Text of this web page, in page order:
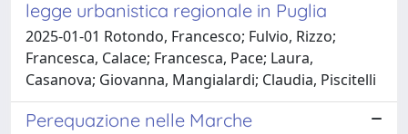
legge urbanistica regionale in Puglia
2025-01-01 Rotondo, Francesco; Fulvio, Rizzo;
Francesca, Calace; Francesca, Pace; Laura,
Casanova; Giovanna, Mangialardi; Claudia, Piscitelli
Perequazione nelle Marche